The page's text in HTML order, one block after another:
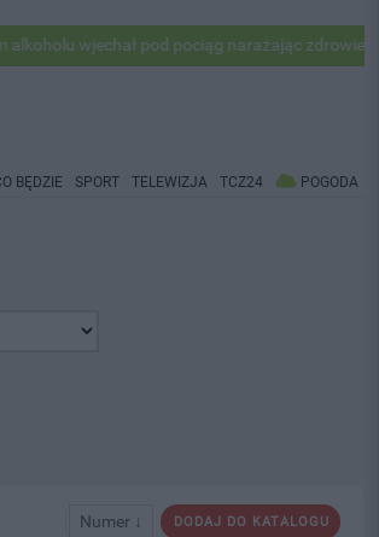
wjechał pod pociąg narażając zdrowie i życie
BĘDZIE SPORT TELEWIZJA TCZ24 POGODA
DODAJ DO KATALOGU
Numer ↓